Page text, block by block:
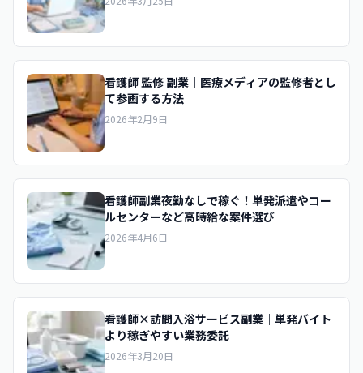
看護師 監修 副業｜医療メディアの監修者とし
て参画する方法
2026年2月9日
看護師副業夜勤なしで稼ぐ！単発派遣やコー
ルセンターなど高時給な案件選び
2026年4月6日
看護師×訪問入浴サービス副業｜単発バイト
より稼ぎやすい業務委託
2026年3月20日